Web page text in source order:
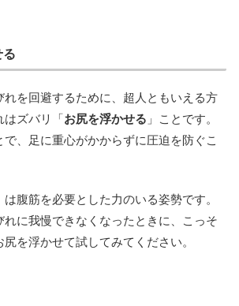
る
れを回避するために、超人ともいえる方
はズバリ「お尻を浮かせる 」ことです。
、足に重心がかからずに圧迫を防ぐこ
腹筋を必要とした力のいる姿勢です。
れに我慢できなくなったときに、こっそ
を浮かせて試してみてください。